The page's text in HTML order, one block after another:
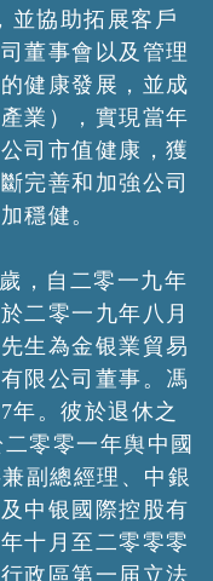
並協助拓展客戶
董事會以及管理
健康發展，並成
業），實現當年
司市值健康，獲
完善和加強公司
穩健。
，自二零一九年
二零一九年八月
生為金银業貿易
限公司董事。馮
年。彼於退休之
零零一年舆中國
副總經理、中銀
中银國際控股有
十月至二零零零
政區第一届立法